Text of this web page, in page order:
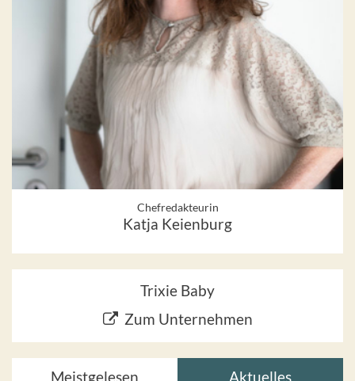
Chefredakteurin
Katja Keienburg
Trixie Baby
Zum Unternehmen
Meistgelesen Aktuelles